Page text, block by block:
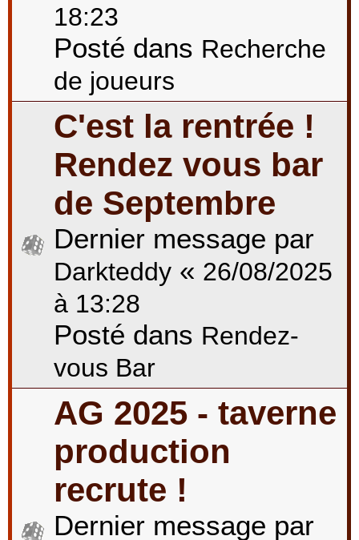
18:23
Posté dans Recherche
de joueurs
C'est la rentrée !
Rendez vous bar
de Septembre
Dernier message par
Darkteddy « 26/08/2025
à 13:28
Posté dans Rendez-
vous Bar
AG 2025 - taverne
production
recrute !
Dernier message par